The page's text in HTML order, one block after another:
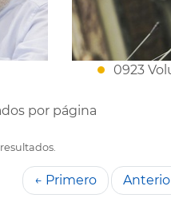
0923
por página
← Primero